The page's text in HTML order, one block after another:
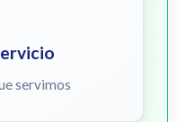
servimos